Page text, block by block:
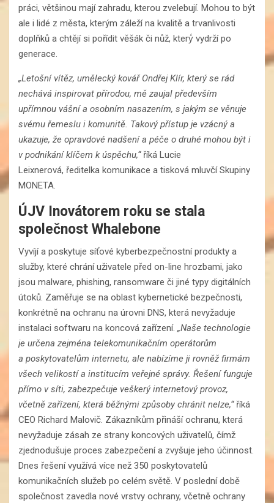
práci, většinou mají zahradu, kterou zvelebují. Mohou to být
ale i lidé z města, kterým záleží na kvalitě a trvanlivosti
doplňků a chtějí si pořídit věšák či nůž, který́ vydrží po
generace.
„Letošní vítěz, umělecký kovář Ondřej Klír, který se rád
nechává inspirovat přírodou, mě zaujal především
upřímnou vášní a osobním nasazením, s jakým se věnuje
svému řemeslu i komunitě. Takový přístup je vzácný a
ukazuje, že opravdové nadšení a péče o druhé mohou být i
v podnikání klíčem k úspěchu,“ říká Lucie
Leixnerová, ředitelka komunikace a tisková mluvčí Skupiny
MONETA.
ÚJV Inovátorem roku se stala
společnost Whalebone
Vyvíjí a poskytuje síťové kyberbezpečnostní produkty a
služby, které chrání uživatele před on-line hrozbami, jako
jsou malware, phishing, ransomware či jiné typy digitálních
útoků. Zaměřuje se na oblast kybernetické bezpečnosti,
konkrétně na ochranu na úrovni DNS, která nevyžaduje
instalaci softwaru na koncová zařízení. „Naše technologie
je určena zejména telekomunikačním operátorům
a poskytovatelům internetu, ale nabízíme ji rovněž firmám
všech velikostí a institucím veřejné správy. Řešení funguje
přímo v síti, zabezpečuje veškerý internetový provoz,
včetně zařízení, která běžnými způsoby chránit nelze,“říká
CEO Richard Malovič. Zákazníkům přináší ochranu, která
nevyžaduje zásah ze strany koncových uživatelů, čímž
zjednodušuje proces zabezpečení a zvyšuje jeho účinnost.
Dnes řešení využívá více než 350 poskytovatelů
komunikačních služeb po celém světě. V poslední době
společnost zavedla nové vrstvy ochrany, včetně ochrany